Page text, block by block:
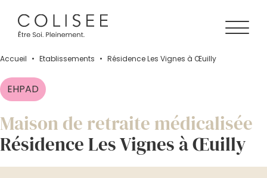
Accueil • Établissements • Résidence Les Vignes à Œuilly
EHPAD
Maison de retraite médicalisée
Résidence Les Vignes à Œuilly